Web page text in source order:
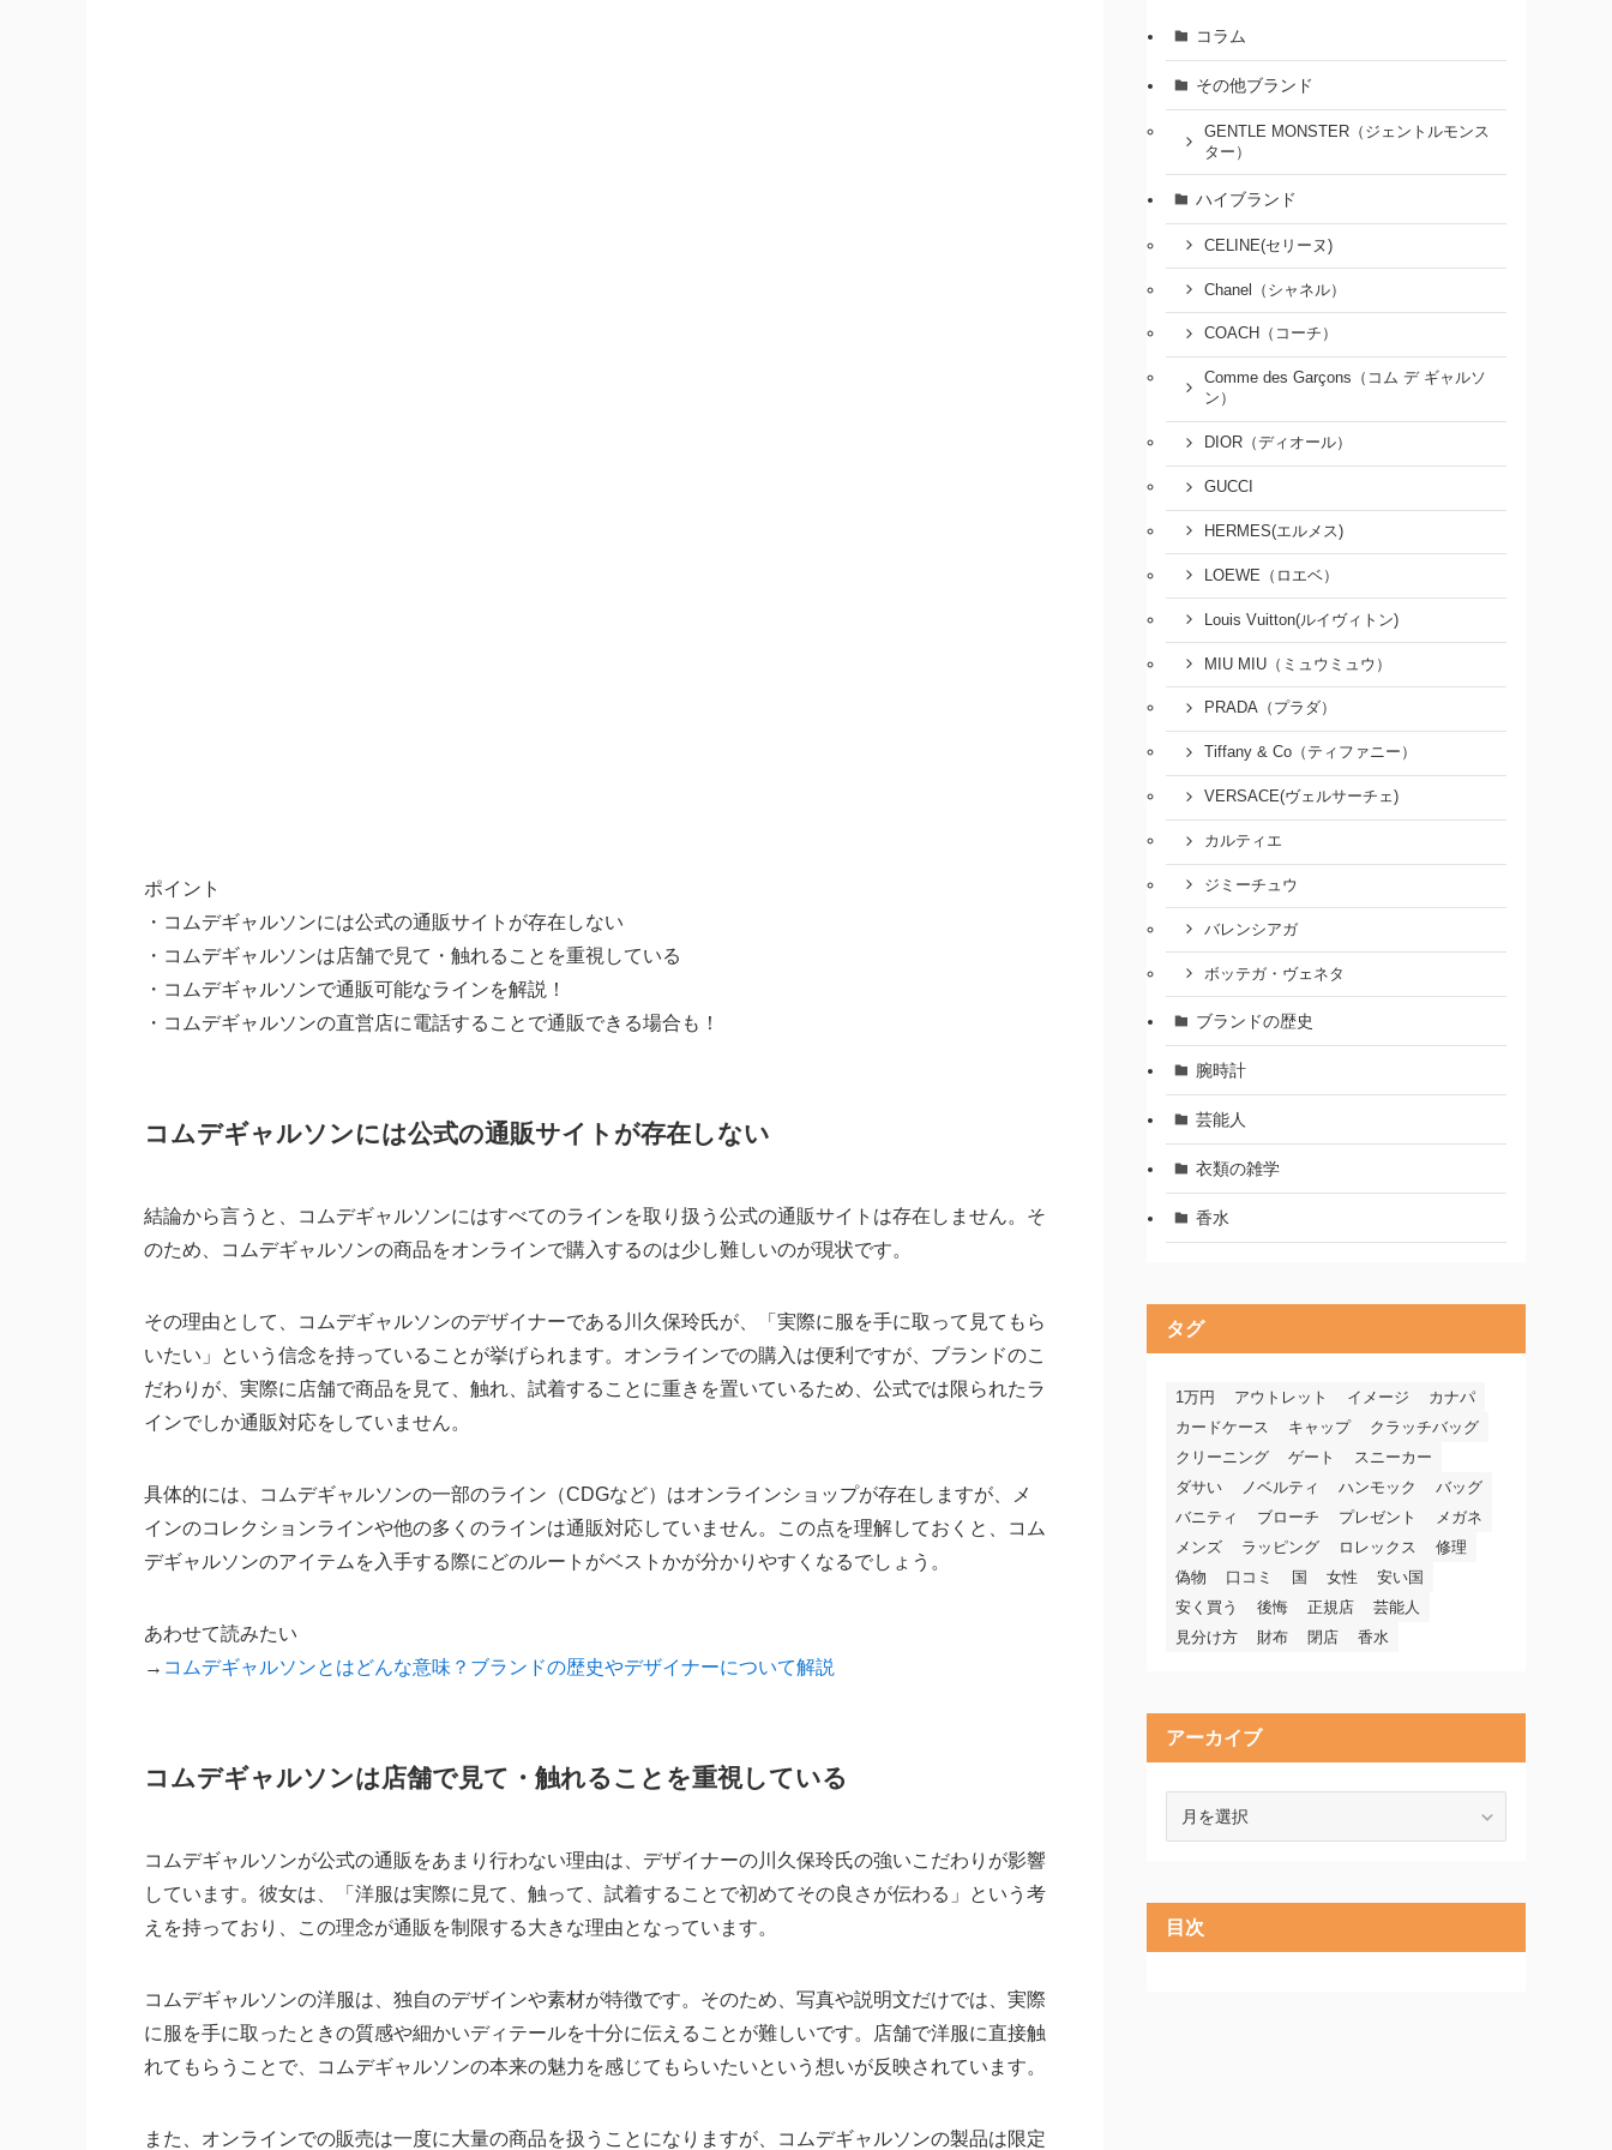
ポイント
・コムデギャルソンには公式の通販サイトが存在しない
・コムデギャルソンは店舗で見て・触れることを重視している
・コムデギャルソンで通販可能なラインを解説！
・コムデギャルソンの直営店に電話することで通販できる場合も！
コムデギャルソンには公式の通販サイトが存在しない
結論から言うと、コムデギャルソンにはすべてのラインを取り扱う公式の通販サイトは存在しません。そ
のため、コムデギャルソンの商品をオンラインで購入するのは少し難しいのが現状です。
その理由として、コムデギャルソンのデザイナーである川久保玲氏が、「実際に服を手に取って見てもら
いたい」という信念を持っていることが挙げられます。オンラインでの購入は便利ですが、ブランドのこ
だわりが、実際に店舗で商品を見て、触れ、試着することに重きを置いているため、公式では限られたラ
インでしか通販対応をしていません。
具体的には、コムデギャルソンの一部のライン（CDGなど）はオンラインショップが存在しますが、メ
インのコレクションラインや他の多くのラインは通販対応していません。この点を理解しておくと、コム
デギャルソンのアイテムを入手する際にどのルートがベストかが分かりやすくなるでしょう。
あわせて読みたい
→ コムデギャルソンとはどんな意味？ブランドの歴史やデザイナーについて解説
コムデギャルソンは店舗で見て・触れることを重視している
コムデギャルソンが公式の通販をあまり行わない理由は、デザイナーの川久保玲氏の強いこだわりが影響
しています。彼女は、「洋服は実際に見て、触って、試着することで初めてその良さが伝わる」という考
えを持っており、この理念が通販を制限する大きな理由となっています。
コムデギャルソンの洋服は、独自のデザインや素材が特徴です。そのため、写真や説明文だけでは、実際
に服を手に取ったときの質感や細かいディテールを十分に伝えることが難しいです。店舗で洋服に直接触
れてもらうことで、コムデギャルソンの本来の魅力を感じてもらいたいという想いが反映されています。
また、オンラインでの販売は一度に大量の商品を扱うことになりますが、コムデギャルソンの製品は限定
コラム
その他ブランド
GENTLE MONSTER（ジェントルモンス
ター）
ハイブランド
CELINE(セリーヌ)
Chanel（シャネル）
COACH（コーチ）
Comme des Garçons（コム デ ギャルソ
ン）
DIOR（ディオール）
GUCCI
HERMES(エルメス)
LOEWE（ロエベ）
Louis Vuitton(ルイヴィトン)
MIU MIU（ミュウミュウ）
PRADA（プラダ）
Tiffany & Co（ティファニー）
VERSACE(ヴェルサーチェ)
カルティエ
ジミーチュウ
バレンシアガ
ボッテガ・ヴェネタ
ブランドの歴史
腕時計
芸能人
衣類の雑学
香水
タグ
1万円 アウトレット イメージ
カナパ
カードケース
キャップ
クラッチバッグ
クリーニング
ゲート
スニーカー
ダサい
ノベルティ ハンモック
バッグ
バニティ
ブローチ プレゼント
メガネ
メンズ
ラッピング ロレックス
修理
偽物
口コミ 国 女性
安い国
安く買う
後悔 正規店
芸能人
見分け方
財布 閉店 香水
アーカイブ
ブ
目次